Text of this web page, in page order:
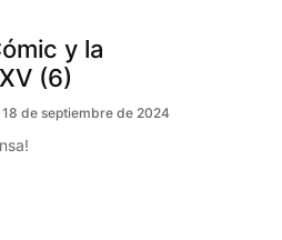
y la
(6)
18 de septiembre de 2024